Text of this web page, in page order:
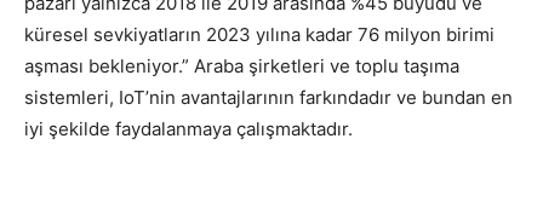
küresel sevkiyatların 2023 yılına kadar 76 milyon birimi
aşması bekleniyor.” Araba şirketleri ve toplu taşıma
sistemleri, IoT’nin avantajlarının farkındadır ve bundan en
iyi şekilde faydalanmaya çalışmaktadır.